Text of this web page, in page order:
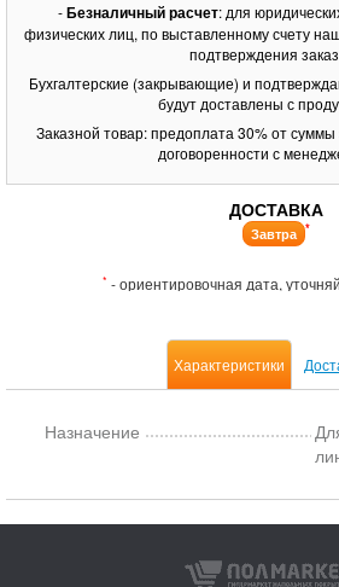
-Безналичный расчет: для
физических лиц, по выставленному счету
подтверждения
Бухгалтерские (закрывающие) и
будут доставлены с
Заказной товар: предоплата 30% от суммы
договоренности с
ДОСТАВКА
Завтра *
* - ориентировочная дата,
Характеристики
Назначение